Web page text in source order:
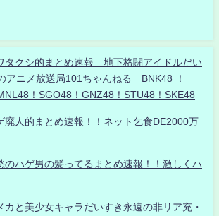
クシ的まとめ速報 地下格闘アイドルだい
ニメ放送局101ちゃんねる BNK48 ！
！SGO48！GNZ48！STU48！SKE48
廃人的まとめ速報！！ネット乞食DE2000万
のハゲ男の髪ってるまとめ速報！！激しくハ
カと美少女キャラだいすき永遠の非リア充・